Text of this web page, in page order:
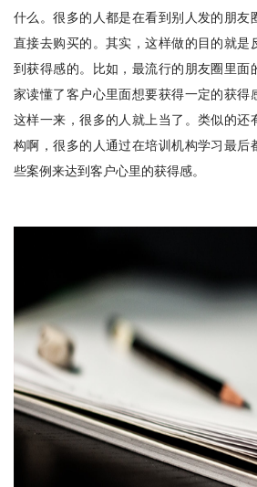
什么。很多的人都是在看到别人发的朋友
直接去购买的。其实，这样做的目的就是
到获得感的。比如，最流行的朋友圈里面
家读懂了客户心里面想要获得一定的获得
这样一来，很多的人就上当了。类似的还
构啊，很多的人通过在培训机构学习最后
些案例来达到客户心里的获得感。